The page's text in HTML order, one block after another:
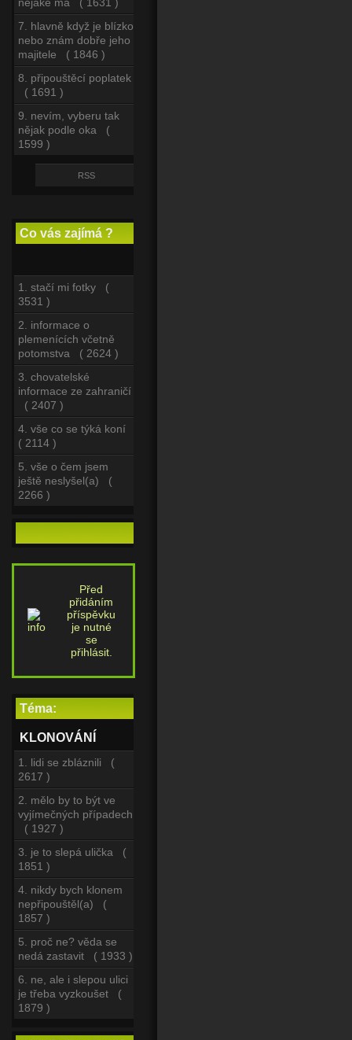
7. hlavně když je blízko
nebo znám dobře jeho
majitele ( 1846 )
8. připouštěcí poplatek
( 1691 )
9. nevím, vyberu tak
nějak podle oka (
1599 )
RSS
Co vás zajímá ?
1. stačí mi fotky (
3531 )
2. informace o
plemenících včetně
potomstva ( 2624 )
3. chovatelské
informace ze zahraničí
( 2407 )
4. vše co se týká koní
( 2114 )
5. vše o čem jsem
ještě neslyšel(a) (
2266 )
Před
přidáním
příspěvku
je nutné
se
přihlásit.
Téma:
KLONOVÁNÍ
1. lidi se zbláznili (
2617 )
2. mělo by to být ve
vyjímečných případech
( 1927 )
3. je to slepá ulička (
1851 )
4. nikdy bych klonem
nepřipouštěl(a) (
1857 )
5. proč ne? věda se
nedá zastavit ( 1933 )
6. ne, ale i slepou ulici
je třeba vyzkoušet (
1879 )